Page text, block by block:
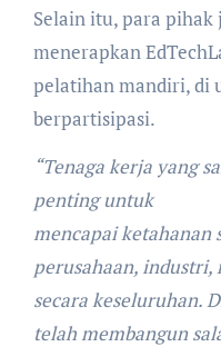
Selain itu, para pihak
menerapkan
pelatihan mandiri, di
berpartisipasi.
“Tenaga kerja yang
penting untuk
mencapai ketahanan
perusahaan, industri,
secara keseluruhan.
telah membangun